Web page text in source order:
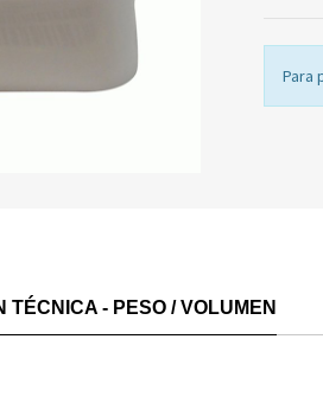
Para
TÉCNICA - PESO / VOLUMEN